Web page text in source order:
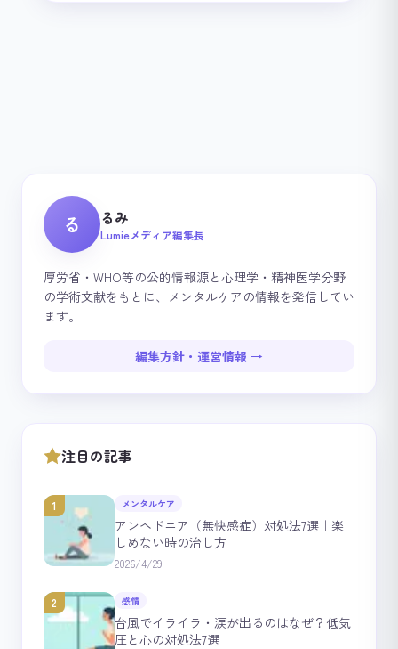
る るみ
Lumieメディア編集長
厚労省・WHO等の公的情報源と心理学・精神医学分野
の学術文献をもとに、メンタルケアの情報を発信してい
ます。
編集方針・運営情報 →
注目の記事
1 メンタルケア
アンヘドニア（無快感症）対処法7選｜楽
しめない時の治し方
2026/4/29
2 感情
台風でイライラ・涙が出るのはなぜ？低気
圧と心の対処法7選